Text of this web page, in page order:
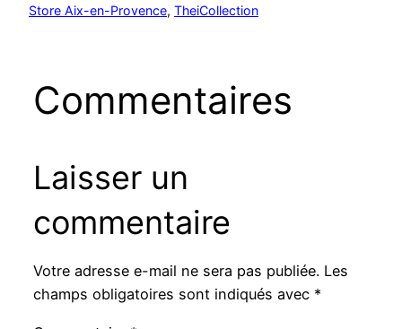
Store Aix-en-Provence, TheiCollection
Commentaires
Laisser un
commentaire
Votre adresse e-mail ne sera pas publiée. Les
champs obligatoires sont indiqués avec *